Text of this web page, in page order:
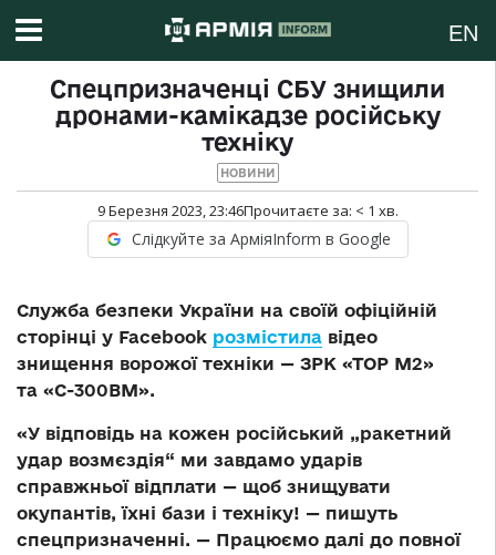
EN
Спецпризначенці СБУ знищили
дронами-камікадзе російську
техніку
НОВИНИ
9 Березня 2023, 23:46Прочитаєте за: < 1 хв.
Слідкуйте за АрміяInform в Google
Служба безпеки України на своїй офіційній
сторінці у Facebook розмістила відео
знищення ворожої техніки — ЗРК «ТОР М2»
та «С-300ВМ».
«У відповідь на кожен російський „ракетний
удар возмєздія“ ми завдамо ударів
справжньої відплати — щоб знищувати
окупантів, їхні бази і техніку! — пишуть
спецпризначенні. — Працюємо далі до повної